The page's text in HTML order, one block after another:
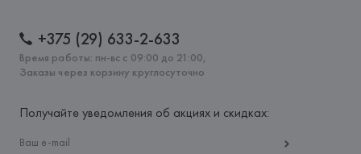
+375 (29) 633-2-633
Время работы: пн-вс с 09:00 до 21:00,
Заказы через корзину круглосуточно
Получайте уведомления об акциях и скидках: